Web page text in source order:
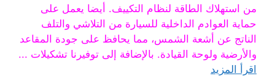
من استهلاك الطاقة لنظام التكييف. أيضا يعمل على
حماية العوادم الداخلية للسيارة من التلاشي والتلف
الناتج عن أشعة الشمس، مما يحافظ على جودة المقاعد
والأرضية ولوحة القيادة. بالإضافة إلى توفيرنا تشكيلات ...
اقرأ المزيد